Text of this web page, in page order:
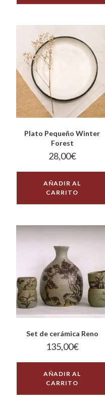
Plato Pequeño Winter
Forest
28,00€
AÑADIR AL
CARRITO
Set de cerámica Reno
135,00€
AÑADIR AL
CARRITO